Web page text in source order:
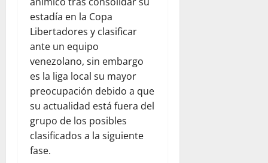
estadía en la Copa
Libertadores y clasificar
ante un equipo
venezolano, sin embargo
es la liga local su mayor
preocupación debido a que
su actualidad está fuera del
grupo de los posibles
clasificados a la siguiente
fase.